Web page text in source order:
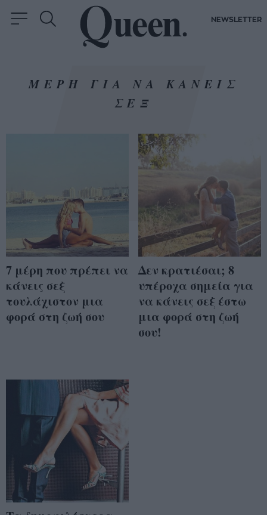
NEWSLETTER
ΜΕΡΗ ΓΙΑ ΝΑ ΚΑΝΕΙΣ
ΣΕΞ
7 μέρη που πρέπει να
κάνεις σεξ
τουλάχιστον μια
φορά στη ζωή σου
Δεν κρατιέσαι; 8
υπέροχα σημεία για
να κάνεις σεξ έστω
μια φορά στη ζωή
σου!